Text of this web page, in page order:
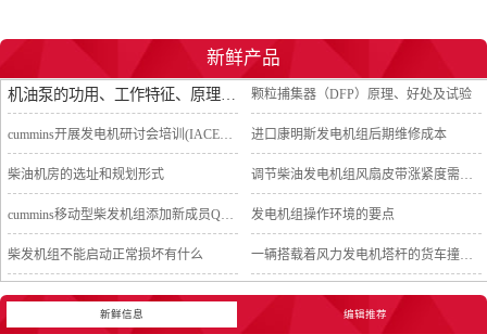
新鲜产品
颗粒捕集器（DFP）原理、好处及试验
cummins开展发电机研讨会培训(IACET)认证工作 进口康明斯发电机组后期维修成本
柴油机房的选址和规划形式 调节柴油发电机组风扇皮带涨紧度需要注意哪些
cummins移动型柴发机组添加新成员QSB5-G11系列 发电机组操作环境的要点
柴发机组不能启动正常损坏有什么 一辆搭载着风力发电机塔杆的货车撞上车行天桥导致道路交通中断
新鲜信息 编辑推荐